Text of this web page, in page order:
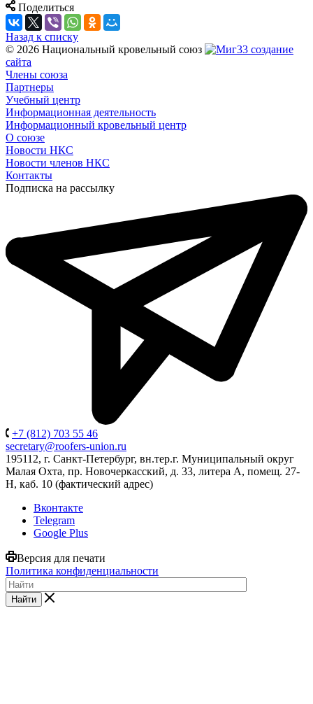
Поделиться
Назад к списку
© 2026 Национальный кровельный союз
создание
сайта
Члены союза
Партнеры
Учебный центр
Информационная деятельность
Информационный кровельный центр
О союзе
Новости НКС
Новости членов НКС
Контакты
Подписка на рассылку
+7 (812) 703 55 46
secretary@roofers-union.ru
195112, г. Санкт-Петербург, вн.тер.г. Муниципальный округ
Малая Охта, пр. Новочеркасский, д. 33, литера А, помещ. 27-
Н, каб. 10 (фактический адрес)
Вконтакте
Telegram
Google Plus
Версия для печати
Политика конфиденциальности
Найти